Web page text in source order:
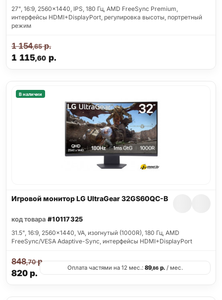
27", 16:9, 2560x1440, IPS, 180 Гц, AMD FreeSync Premium,
интерфейсы HDMI+DisplayPort, регулировка высоты, портретный
режим
1 115,60 р.
1 154,65р.
В наличии
Игровой монитор LG UltraGear 32GS60QC-B
код товара #10117325
31.5", 16:9, 2560x1440, VA, изогнутый (1000R), 180 Гц, AMD
FreeSync/VESA Adaptive-Sync, интерфейсы HDMI+DisplayPort
820р.
848,70р.
Оплата частями на 12 мес.: 89,86р./ мес.